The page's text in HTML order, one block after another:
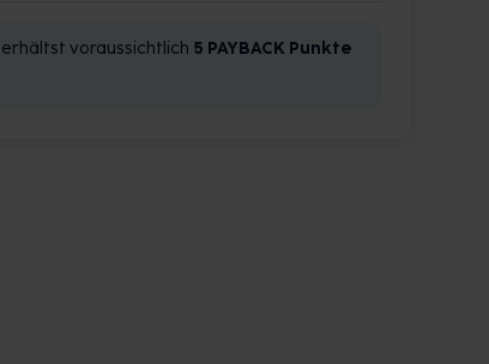
erhältst voraussichtlich 5 PAYBACK Punkte